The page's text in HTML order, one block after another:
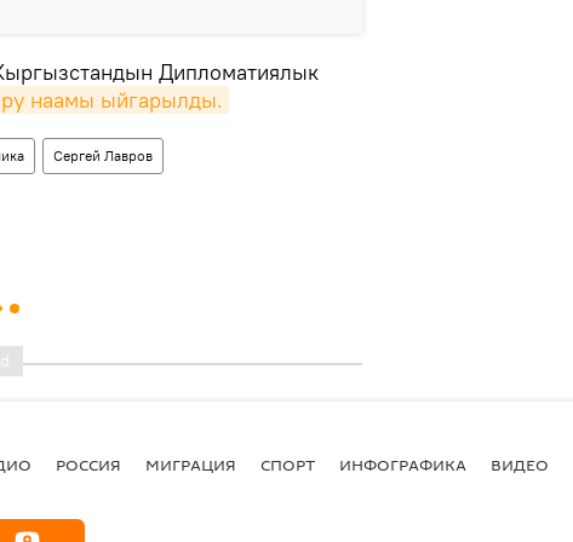
Дипломатиялык
наамы ыйгарылды.
Сергей Лавров
РОССИЯ МИГРАЦИЯ СПОРТ ИНФОГРАФИКА ВИДЕО